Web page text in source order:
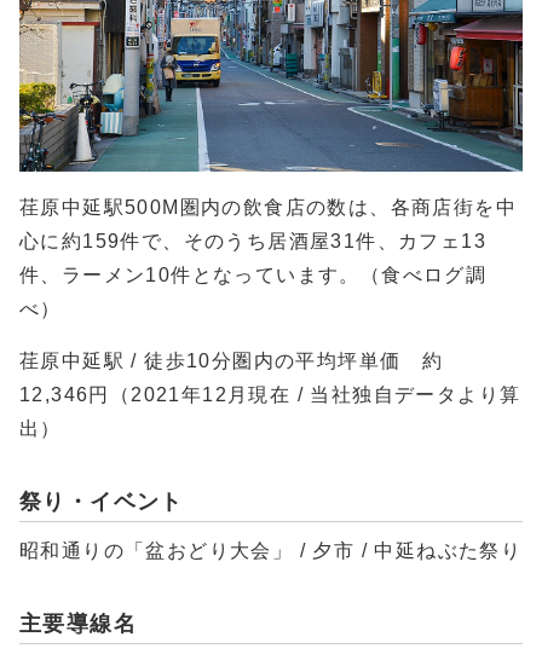
荏原中延駅500M圏内の飲食店の数は、各商店街を中
心に約159件で、そのうち居酒屋31件、カフェ13
件、ラーメン10件となっています。（食べログ調
べ）
荏原中延駅 / 徒歩10分圏内の平均坪単価 約
12,346円（2021年12月現在 / 当社独自データより算
出）
祭り・イベント
昭和通りの「盆おどり大会」 / 夕市 / 中延ねぶた祭り
主要導線名